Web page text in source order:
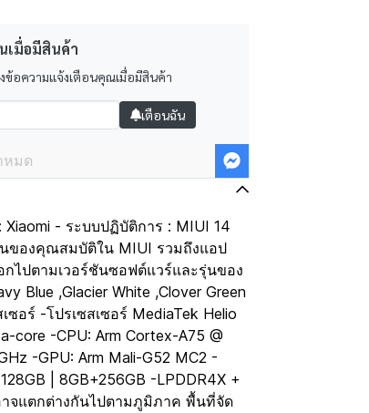
เมื่อมีสินค้า
ข้อความแจ้งเตือนคุณเมื่อมีสินค้า
เตือนฉัน
หมด
- ระบบปฏิบัติการ : MIUI 14
ของคุณสมบัติใน MIUI รวมถึงแอป
ไปตามเวอร์ชันซอฟต์แวร์และรุ่นของ
Blue ,Glacier White ,Clover Green
อร์ -โปรเซสเซอร์ MediaTek Helio
core -CPU: Arm Cortex-A75 @
-GPU: Arm Mali-G52 MC2 -
| 8GB+256GB -LPDDR4X +
จแตกต่างกันไปตามภูมิภาค พื้นที่จัด